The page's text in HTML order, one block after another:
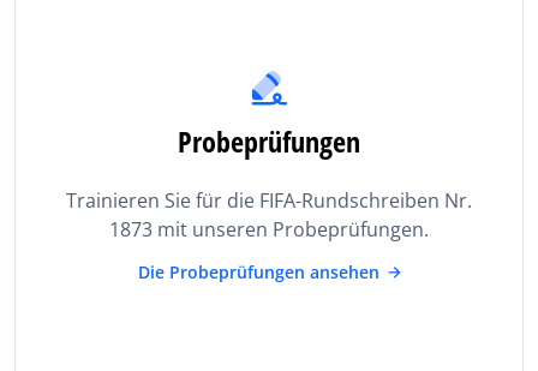
Probeprüfungen
Trainieren Sie für die FIFA-Rundschreiben Nr.
1873 mit unseren Probeprüfungen.
Die Probeprüfungen ansehen